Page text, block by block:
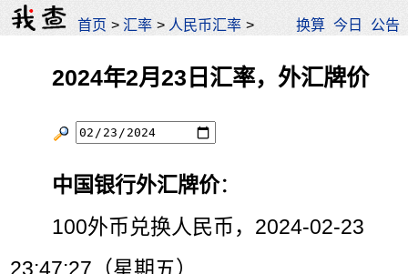
首页 >汇率 > 人民币汇率 > 换算 今日 公告
2024年2月23日汇率，外汇牌价
中国银行外汇牌价：
100外币兑换人民币，2024-02-23
23:47:27（星期五）